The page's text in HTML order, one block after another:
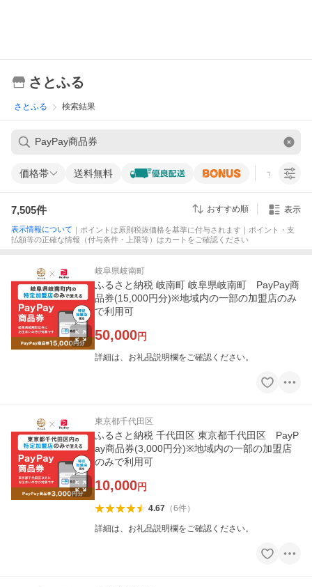
さとふる
さとふる 検索結果
価格帯 送料無料 すべての条
7,505件 おすすめ順 表示
表示情報について ｜ポイントは原則税抜価格を基準に付与されます｜ポイント・支
払額等の正確な情報（付与条件・上限等）はカートをご確認ください
岐阜県岐南町
ふるさと納税 岐南町 岐阜県岐南町 PayPay商
品券(15,000円分)※地域内の一部の加盟店のみ
で利用可
50,000円
詳細は、お礼品説明欄をご確認ください。
東京都千代田区
ふるさと納税 千代田区 東京都千代田区 PayP
ay商品券(3,000円分)※地域内の一部の加盟店
のみで利用可
10,000円
4.67（6件）
詳細は、お礼品説明欄をご確認ください。